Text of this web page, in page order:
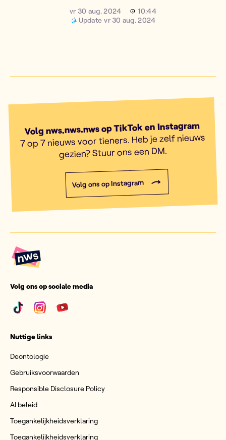
vr 30 aug. 2024
10:44
Update vr 30 aug. 2024
Volg nws.nws.nws op TikTok en Instagram
7 op 7 nieuws voor tieners. Heb je zelf nieuws
gezien? Stuur ons een DM.
Volg ons op Instagram
Volg ons op sociale media
Nuttige links
Deontologie
Gebruiksvoorwaarden
Responsible Disclosure Policy
AI beleid
Toegankelijkheidsverklaring
Toegankelijkheidsverklaring